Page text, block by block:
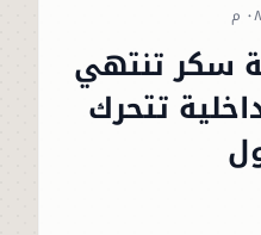
سكر تنتهي
تتحرك